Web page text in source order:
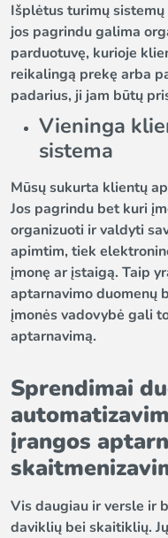
Išplėtus turimų
jos pagrindu galima
parduotuvę, kurioje
reikalingą prekę arba
padarius, ji jam būtų
Vieninga
sistema
Mūsų sukurta klientų
Jos pagrindu bet kuri
organizuoti ir valdyti
apimtim, tiek
įmonę ar įstaigą. Taip
aptarnavimo duomenų
įmonės vadovybė gali
aptarnavimą.
Sprendimai
įrangos
Vis daugiau ir versle ir
daviklių bei skaitiklių.